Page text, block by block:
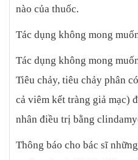
nào của thuốc.
Tác dụng không mong
Tác dụng không mong
Tiêu chảy, tiêu chảy phân
cả viêm kết tràng giả mạc)
nhân điều trị bằng
Thông báo cho bác sĩ